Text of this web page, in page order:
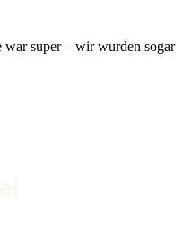
super – wir wurden sogar